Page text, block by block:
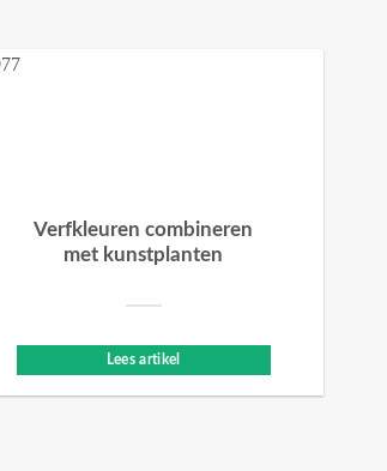
Verfkleuren combineren
met kunstplanten
Lees artikel